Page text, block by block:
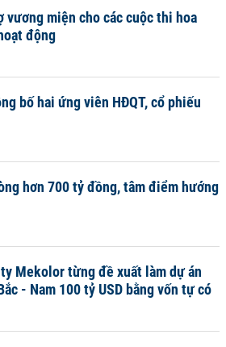
vương miện cho các cuộc thi hoa
động
bố hai ứng viên HĐQT, cổ phiếu
hơn 700 tỷ đồng, tâm điểm hướng
Mekolor từng đề xuất làm dự án
- Nam 100 tỷ USD bằng vốn tự có